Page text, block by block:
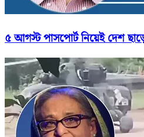
৫ আগস্ট পাসপোর্ট নিয়েই দেশ